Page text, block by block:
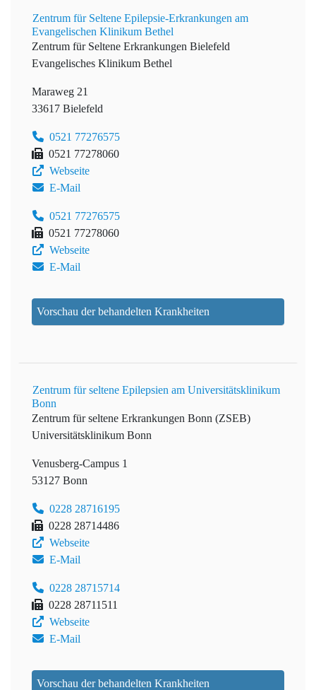
Zentrum für Seltene Epilepsie-Erkrankungen am
Evangelischen Klinikum Bethel
Zentrum für Seltene Erkrankungen Bielefeld
Evangelisches Klinikum Bethel
Maraweg 21
33617 Bielefeld
0521 77276575
0521 77278060
Webseite
E-Mail
0521 77276575
0521 77278060
Webseite
E-Mail
Vorschau der behandelten Krankheiten
Zentrum für seltene Epilepsien am Universitätsklinikum
Bonn
Zentrum für seltene Erkrankungen Bonn (ZSEB)
Universitätsklinikum Bonn
Venusberg-Campus 1
53127 Bonn
0228 28716195
0228 28714486
Webseite
E-Mail
0228 28715714
0228 28711511
Webseite
E-Mail
Vorschau der behandelten Krankheiten